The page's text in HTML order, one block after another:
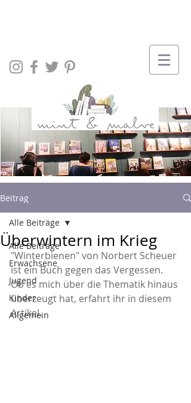
Beitrag
Alle Beiträge
Erwachsene
Jugend
Kinder
Allgemein
Alle Beiträge
Überwintern im Krieg
"Winterbienen" von Norbert Scheuer
ist ein Buch gegen das Vergessen.
Ob es mich über die Thematik hinaus
überzeugt hat, erfahrt ihr in diesem
Artikel.